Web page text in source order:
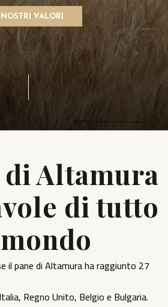
I NOSTRI VALORI
Altamura
di tutto
il pane di Altamura ha raggiunto 27
Regno Unito, Belgio e Bulgaria.